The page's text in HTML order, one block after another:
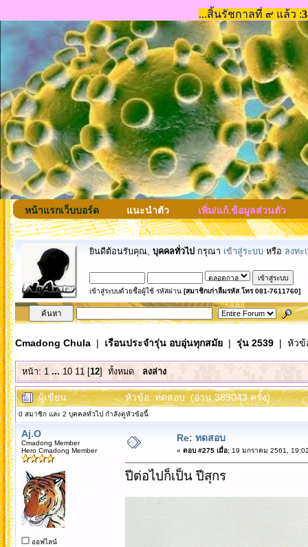
หน้าแรกเว็บบอร์ด แนะนำตัว เพิ่ม/แก้.ข้อมูลส่วนตัว
ยินดีต้อนรับคุณ, บุคคลทั่วไป กรุณา เข้าสู่ระบบ หรือ ลงทะ
เข้าสู่ระบบด้วยชื่อผู้ใช้ รหัสผ่าน [สมาชิกเก่าลืมรหัส โทร 081-7611760]
Cmadong Chula| เรือนประจำรุ่น อบอุ่นทุกสมัย| รุ่น 2539| หัวข้
หน้า:1 ... 10 11[12] ทั้งหมด ลงล่าง
ผู้เขียน หัวข้อ: ทดสอบ (อ่าน 389043 ครั้ง)
0 สมาชิก และ 2 บุคคลทั่วไป กำลังดูหัวข้อนี้
Aj.O
Cmadong Member
Hero Cmadong Member
ออฟไลน์
Re: ทดสอบ
« ตอบ #275 เมื่อ:19 มกราคม 2561,
ปีต่อไปก็เป็น ปีสุกร